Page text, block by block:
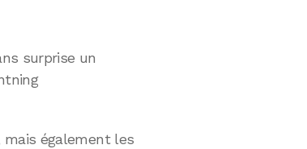
surprise un
mais également les